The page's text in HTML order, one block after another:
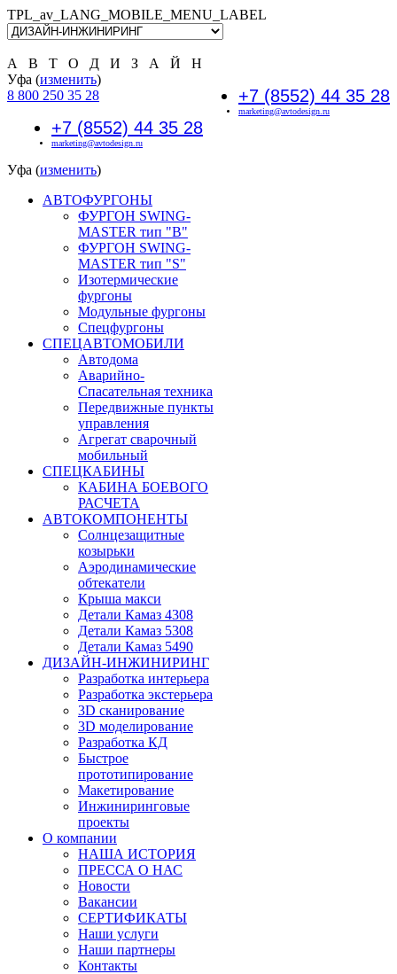
TPL_av_LANG_MOBILE_MENU_LABEL
А В Т О Д И З А Й Н
+7 (8552) 44 35 28
marketing@avtodesign.ru
Уфа (изменить)
8 800 250 35 28
+7 (8552) 44 35 28
marketing@avtodesign.ru
Уфа (изменить)
АВТОФУРГОНЫ
ФУРГОН SWING-
MASTER тип "B"
ФУРГОН SWING-
MASTER тип "S"
Изотермические
фургоны
Модульные фургоны
Спецфургоны
СПЕЦАВТОМОБИЛИ
Автодома
Аварийно-
Спасательная техника
Передвижные пункты
управления
Агрегат сварочный
мобильный
СПЕЦКАБИНЫ
КАБИНА БОЕВОГО
РАСЧЕТА
АВТОКОМПОНЕНТЫ
Солнцезащитные
козырьки
Аэродинамические
обтекатели
Крыша макси
Детали Камаз 4308
Детали Камаз 5308
Детали Камаз 5490
ДИЗАЙН-ИНЖИНИРИНГ
Разработка интерьера
Разработка экстерьера
3D сканирование
3D моделирование
Разработка КД
Быстрое
прототипирование
Макетирование
Инжиниринговые
проекты
О компании
НАША ИСТОРИЯ
ПРЕССА О НАС
Новости
Вакансии
СЕРТИФИКАТЫ
Наши услуги
Наши партнеры
Контакты